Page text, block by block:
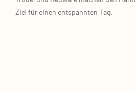
Ziel für einen ent­spann­ten Tag.